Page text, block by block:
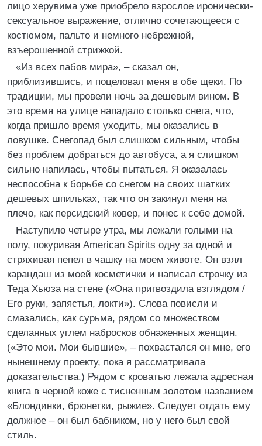
лицо херувима уже приобрело взрослое иронически-
сексуальное выражение, отлично сочетающееся с
костюмом, пальто и немного небрежной,
взъерошенной стрижкой.
«Из всех пабов мира», – сказал он,
приблизившись, и поцеловал меня в обе щеки. По
традиции, мы провели ночь за дешевым вином. В
это время на улице нападало столько снега, что,
когда пришло время уходить, мы оказались в
ловушке. Снегопад был слишком сильным, чтобы
без проблем добраться до автобуса, а я слишком
сильно напилась, чтобы пытаться. Я оказалась
неспособна к борьбе со снегом на своих шатких
дешевых шпильках, так что он закинул меня на
плечо, как персидский ковер, и понес к себе домой.
Наступило четыре утра, мы лежали голыми на
полу, покуривая American Spirits одну за одной и
стряхивая пепел в чашку на моем животе. Он взял
карандаш из моей косметички и написал строчку из
Теда Хьюза на стене («Она пригвоздила взглядом /
Его руки, запястья, локти»). Слова повисли и
смазались, как сурьма, рядом со множеством
сделанных углем набросков обнаженных женщин.
(«Это мои. Мои бывшие», – похвастался он мне, его
нынешнему проекту, пока я рассматривала
доказательства.) Рядом с кроватью лежала адресная
книга в черной коже с тисненным золотом названием
«Блондинки, брюнетки, рыжие». Следует отдать ему
должное – он был бабником, но у него был свой
стиль.